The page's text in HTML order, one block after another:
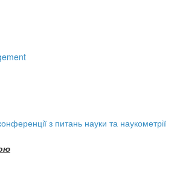
з питань науки та наукометрії